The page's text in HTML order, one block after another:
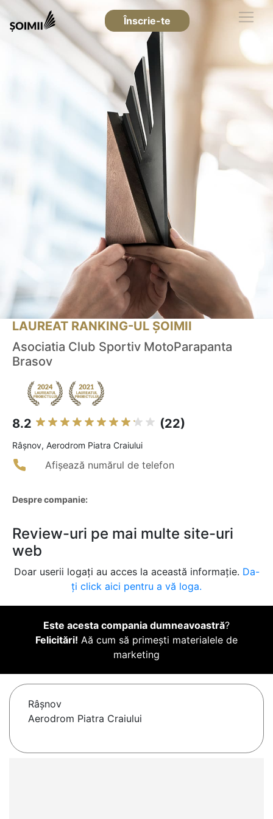
Înscrie-te
LAUREAT RANKING-UL ȘOIMII
Asociatia Club Sportiv MotoParapanta
Brasov
8.2 (22)
Râşnov, Aerodrom Piatra Craiului
Afișează numărul de telefon
Despre companie:
Review-uri pe mai multe site-uri
web
Doar userii logați au acces la această informație. Da-
ți click aici pentru a vă loga.
Este acesta compania dumneavoastră?
Felicitări! Aă cum să primești materialele de
marketing
Râşnov
Aerodrom Piatra Craiului